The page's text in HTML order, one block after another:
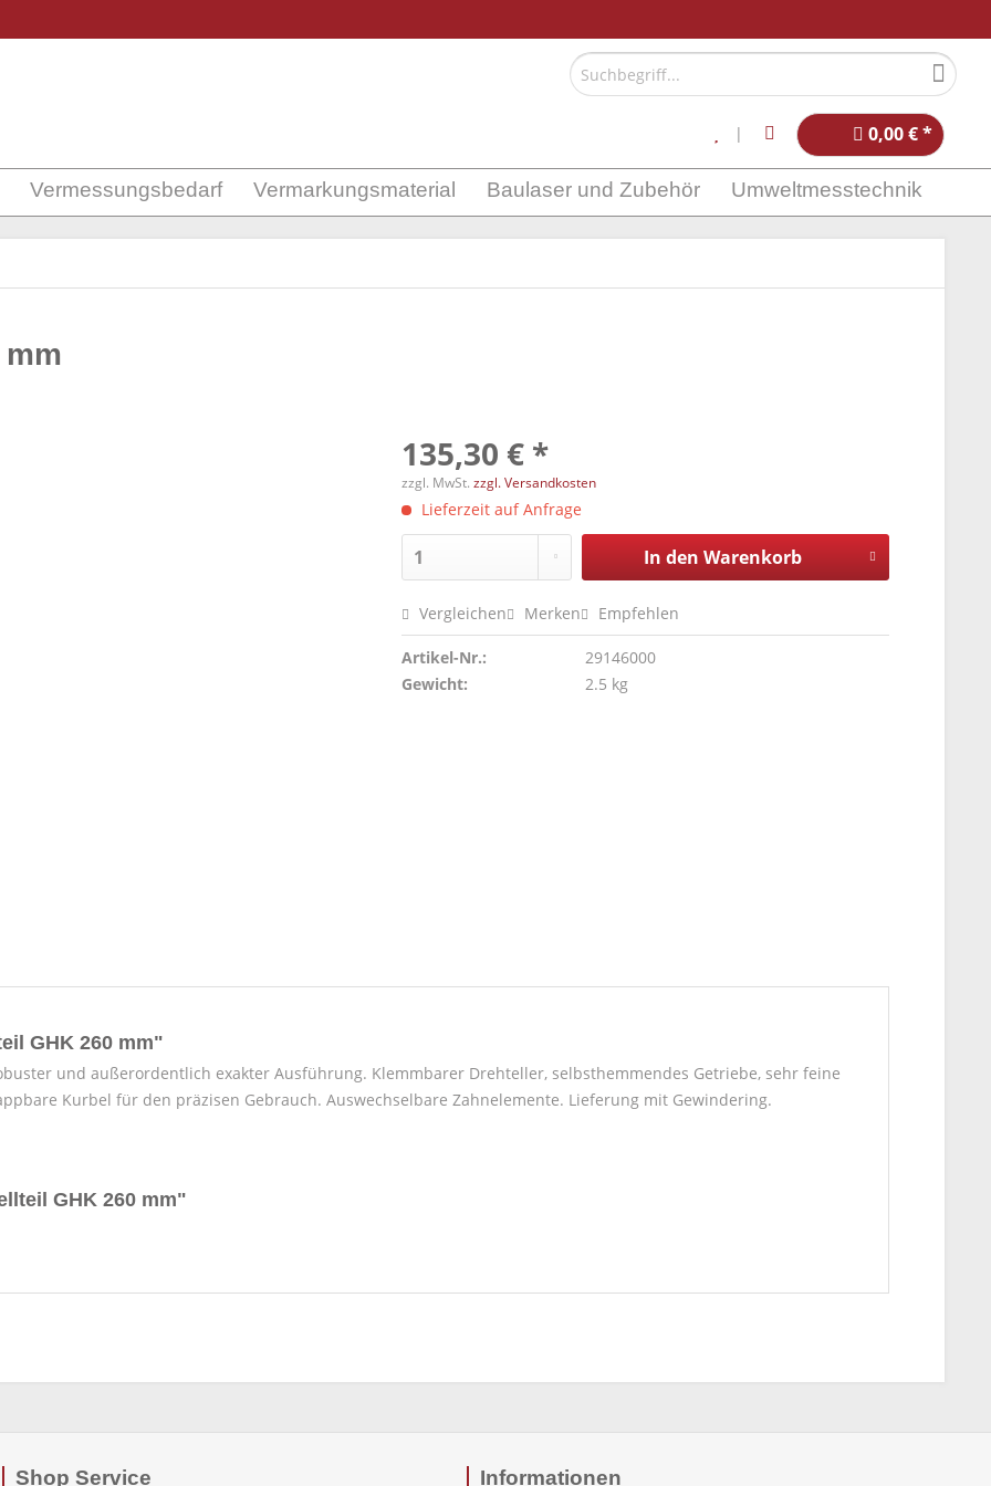
0,00 € *
Vermessungsbedarf Vermarkungsmaterial Baulaser und Zubehör Umweltmesstechnik
135,30 € *
zzgl. MwSt.zzgl. Versandkosten
Lieferzeit auf Anfrage
In den Warenkorb
Vergleichen Merken Empfehlen
Artikel-Nr.:
29146000
Gewicht:
2.5 kg
GHK 260 mm"
und außerordentlich exakter Ausführung. Klemmbarer Drehteller, selbsthemmendes Getriebe, sehr feine
Kurbel für den präzisen Gebrauch. Auswechselbare Zahnelemente. Lieferung mit Gewindering.
GHK 260 mm"
Shop Service Informationen